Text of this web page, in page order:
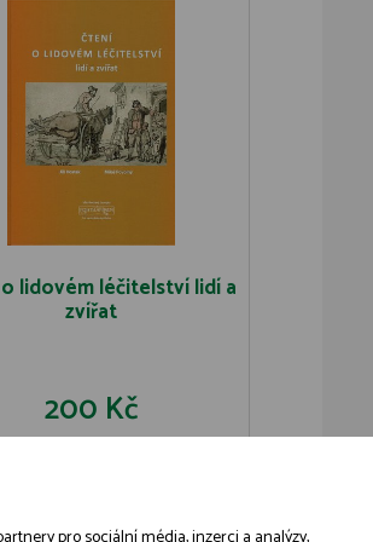
lidovém léčitelství lidí a
zvířat
200 Kč